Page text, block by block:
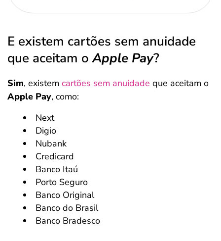
E existem cartões sem anuidade
que aceitam oApple Pay?
Sim, existem cartões sem anuidade que aceitam o
Apple Pay, como:
Next
Digio
Nubank
Credicard
Banco Itaú
Porto Seguro
Banco Original
Banco do Brasil
Banco Bradesco